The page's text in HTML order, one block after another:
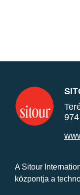
A Sitour
központja a